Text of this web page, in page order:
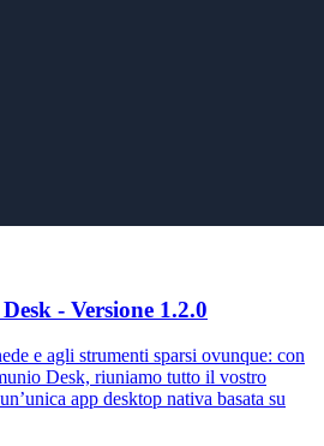
- Versione 1.2.0
e agli strumenti sparsi ovunque: con
Desk, riuniamo tutto il vostro
app desktop nativa basata su